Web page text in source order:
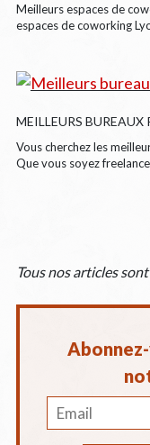
Meilleurs espaces de
espaces de coworking
MEILLEURS BUREAUX
Vous cherchez les
Que vous soyez
Tous nos articles